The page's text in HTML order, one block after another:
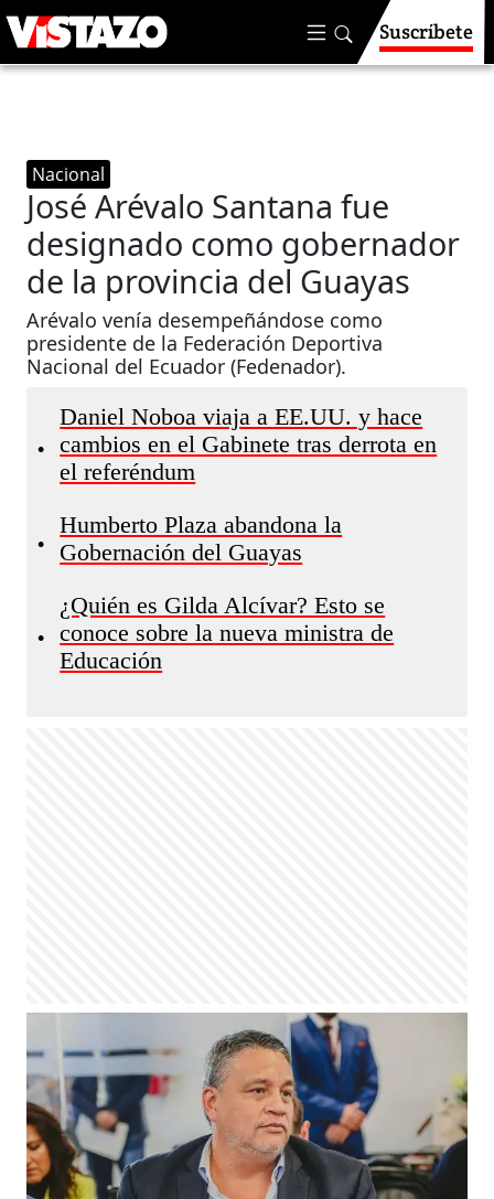
Suscríbete
Nacional
José Arévalo Santana fue
designado como gobernador
de la provincia del Guayas
Arévalo venía desempeñándose como
presidente de la Federación Deportiva
Nacional del Ecuador (Fedenador).
•
Daniel Noboa viaja a EE.UU. y hace
cambios en el Gabinete tras derrota en
el referéndum
•
Humberto Plaza abandona la
Gobernación del Guayas
•
¿Quién es Gilda Alcívar? Esto se
conoce sobre la nueva ministra de
Educación